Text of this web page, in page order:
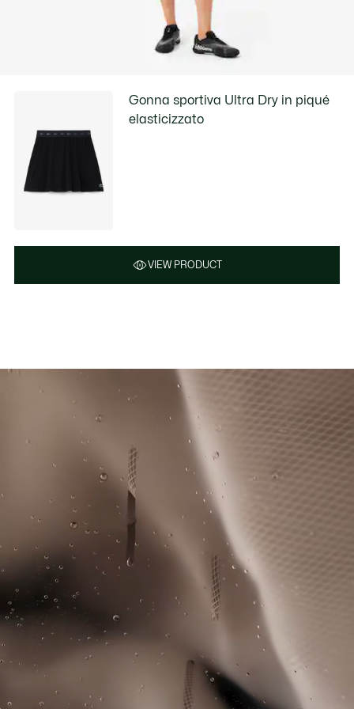
Gonna sportiva Ultra Dry in piqué
elasticizzato
VIEW PRODUCT